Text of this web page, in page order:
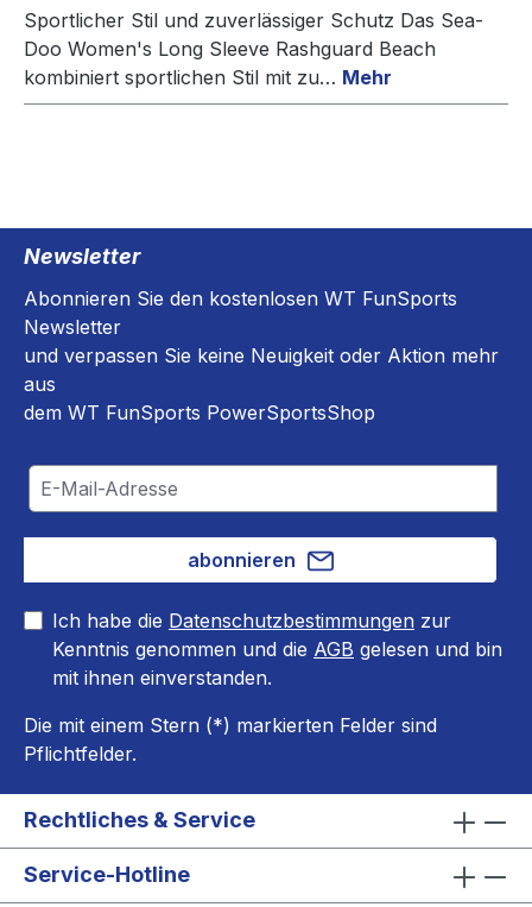
Sportlicher Stil und zuverlässiger Schutz Das Sea-
Doo Women's Long Sleeve Rashguard Beach
kombiniert sportlichen Stil mit zu… Mehr
Newsletter
Abonnieren Sie den kostenlosen WT FunSports
Newsletter
und verpassen Sie keine Neuigkeit oder Aktion mehr
aus
dem WT FunSports PowerSportsShop
abonnieren
Ich habe die Datenschutzbestimmungen zur
Kenntnis genommen und die AGB gelesen und bin
mit ihnen einverstanden.
Die mit einem Stern (*) markierten Felder sind
Pflichtfelder.
Rechtliches & Service
Service-Hotline